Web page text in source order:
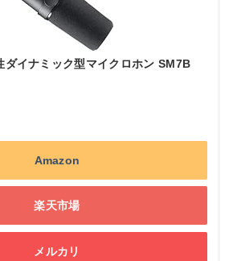
ダイナミック型マイクロホン SM7B
Amazon
楽天市場
メルカリ